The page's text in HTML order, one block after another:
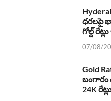
ధరలపై
గోల్డ్
07/08/
Gold
24K